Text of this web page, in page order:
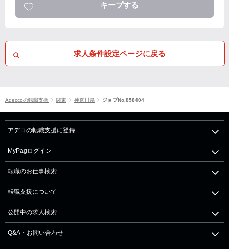
キープする
求人条件設定ページに戻る
Adeccoの転職支援 関東 神奈川県 ジョブNo.858404
アデコの転職支援に登録
MyPagログイン
転職のお仕事検索
転職支援について
公開中の求人検索
Q&A・お問い合わせ